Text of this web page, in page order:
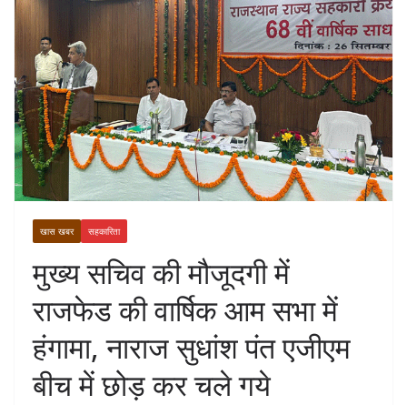
खास खबर सहकारिता
मुख्य सचिव की मौजूदगी में
राजफेड की वार्षिक आम सभा में
हंगामा, नाराज सुधांश पंत एजीएम
बीच में छोड़ कर चले गये